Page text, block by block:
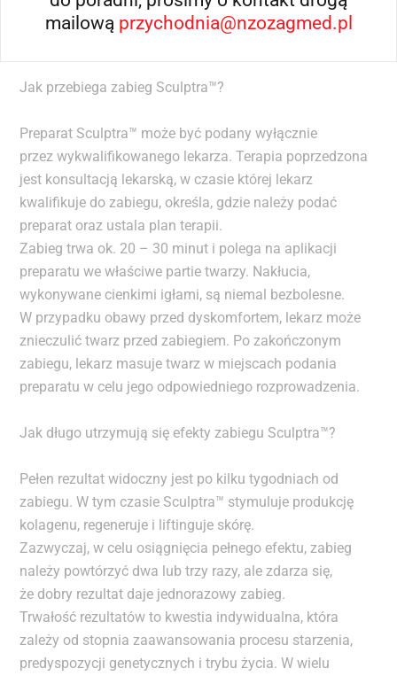
mailową przychodnia@nzozagmed.pl
przez otoczenie jako naturalny efekt wypoczętej twarzy i
Jak przebiega zabieg Sculptra™?
Preparat Sculptra™ może być podany wyłącznie
przez wykwalifikowanego lekarza. Terapia poprzedzona
jest konsultacją lekarską, w czasie której lekarz
kwalifikuje do zabiegu, określa, gdzie należy podać
preparat oraz ustala plan terapii.
Zabieg trwa ok. 20 – 30 minut i polega na aplikacji
preparatu we właściwe partie twarzy. Nakłucia,
wykonywane cienkimi igłami, są niemal bezbolesne.
W przypadku obawy przed dyskomfortem, lekarz może
znieczulić twarz przed zabiegiem. Po zakończonym
zabiegu, lekarz masuje twarz w miejscach podania
preparatu w celu jego odpowiedniego rozprowadzenia.
Jak długo utrzymują się efekty zabiegu Sculptra™?
Pełen rezultat widoczny jest po kilku tygodniach od
zabiegu. W tym czasie Sculptra™ stymuluje produkcję
kolagenu, regeneruje i liftinguje skórę.
Zazwyczaj, w celu osiągnięcia pełnego efektu, zabieg
należy powtórzyć dwa lub trzy razy, ale zdarza się,
że dobry rezultat daje jednorazowy zabieg.
Trwałość rezultatów to kwestia indywidualna, która
zależy od stopnia zaawansowania procesu starzenia,
predyspozycji genetycznych i trybu życia. W wielu